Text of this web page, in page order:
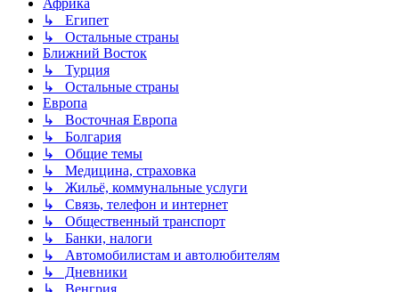
↳ Египет
↳ Остальные страны
Ближний Восток
↳ Турция
↳ Остальные страны
Европа
↳ Восточная Европа
↳ Болгария
↳ Общие темы
↳ Медицина, страховка
↳ Жильё, коммунальные услуги
↳ Связь, телефон и интернет
↳ Общественный транспорт
↳ Банки, налоги
↳ Автомобилистам и автолюбителям
↳ Дневники
↳ Венгрия